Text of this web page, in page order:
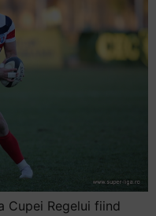
Cupei Regelui fiind